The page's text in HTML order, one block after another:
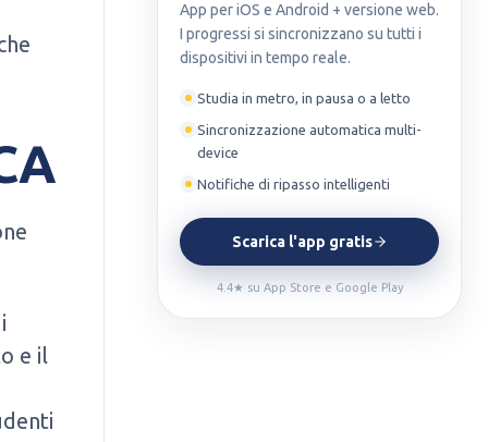
e il
App per iOS e Android + versione web.
I progressi si sincronizzano su tutti i
dispositivi in tempo reale.
Studia in metro, in pausa o a letto
Sincronizzazione automatica multi-
device
Notifiche di ripasso intelligenti
Scarica l'app gratis
4.4★ su App Store e Google Play